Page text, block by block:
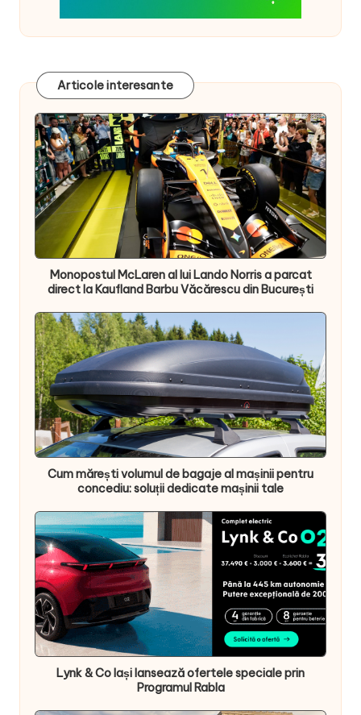
Articole interesante
Monopostul McLaren al lui Lando Norris a parcat
direct la Kaufland Barbu Văcărescu din București
Cum mărești volumul de bagaje al mașinii pentru
concediu: soluții dedicate mașinii tale
Lynk & Co Iași lansează ofertele speciale prin
Programul Rabla